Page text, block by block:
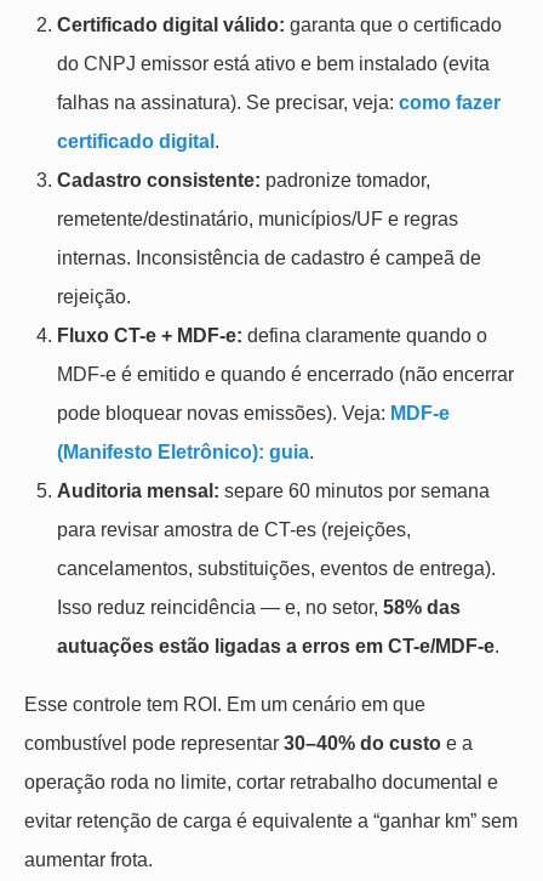
Certificado digital válido: garanta que o certificado
do CNPJ emissor está ativo e bem instalado (evita
falhas na assinatura). Se precisar, veja:como fazer
certificado digital .
Cadastro consistente: padronize tomador,
remetente/destinatário, municípios/UF e regras
internas. Inconsistência de cadastro é campeã de
rejeição.
Fluxo CT-e + MDF-e: defina claramente quando o
MDF-e é emitido e quando é encerrado (não encerrar
pode bloquear novas emissões). Veja: MDF-e
(Manifesto Eletrônico): guia.
Auditoria mensal: separe 60 minutos por semana
para revisar amostra de CT-es (rejeições,
cancelamentos, substituições, eventos de entrega).
Isso reduz reincidência — e, no setor,58% das
autuações estão ligadas a erros em CT-e/MDF-e.
Esse controle tem ROI. Em um cenário em que
combustível pode representar 30–40% do custo e a
operação roda no limite, cortar retrabalho documental e
evitar retenção de carga é equivalente a “ganhar km” sem
aumentar frota.